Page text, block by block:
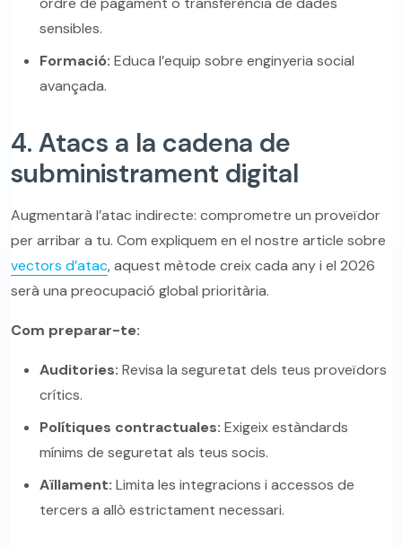
sensibles.
Formació: Educa l’equip sobre enginyeria social
avançada.
4. Atacs a la cadena de
subministrament digital
Augmentarà l’atac indirecte: comprometre un proveïdor
per arribar a tu. Com expliquem en el nostre article sobre
vectors d’atac, aquest mètode creix cada any i el 2026
serà una preocupació global prioritària.
Com preparar-te:
Auditories: Revisa la seguretat dels teus proveïdors
crítics.
Polítiques contractuales: Exigeix estàndards
mínims de seguretat als teus socis.
Aïllament: Limita les integracions i accessos de
tercers a allò estrictament necessari.